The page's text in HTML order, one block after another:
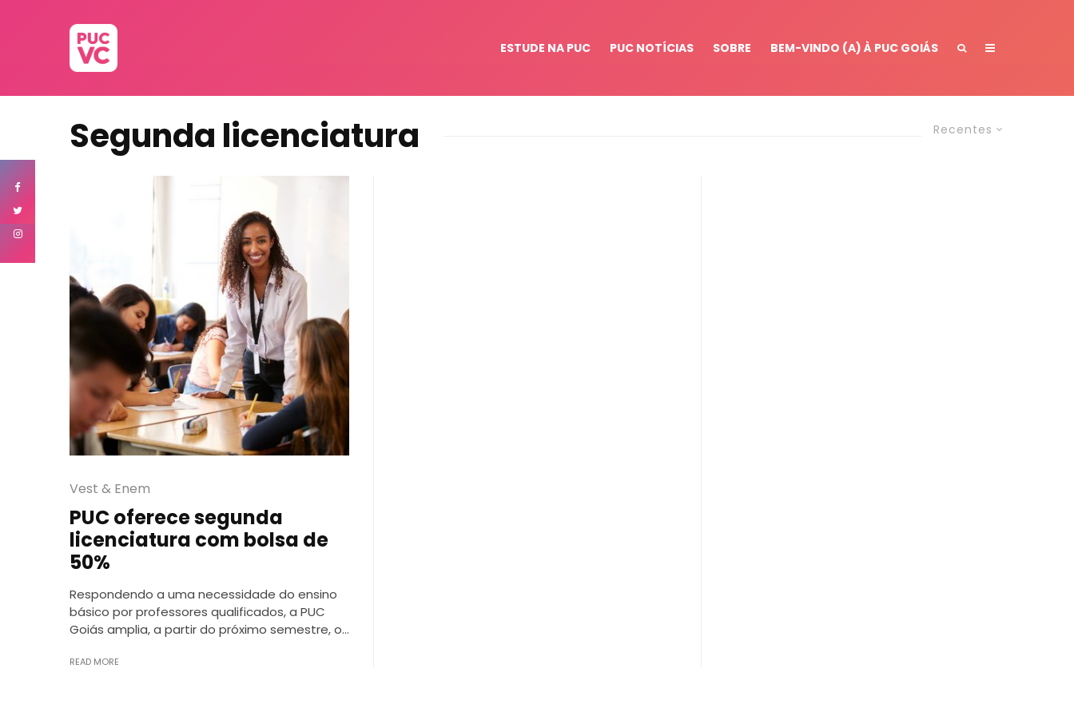
ESTUDE NA PUC PUC NOTÍCIAS SOBRE BEM-VINDO (A) À PUC GOIÁS
Recentes
Segunda licenciatura
Vest & Enem
PUC oferece segunda
licenciatura com bolsa de
50%
Respondendo a uma necessidade do ensino
básico por professores qualificados, a PUC
Goiás amplia, a partir do próximo semestre, o...
READ MORE